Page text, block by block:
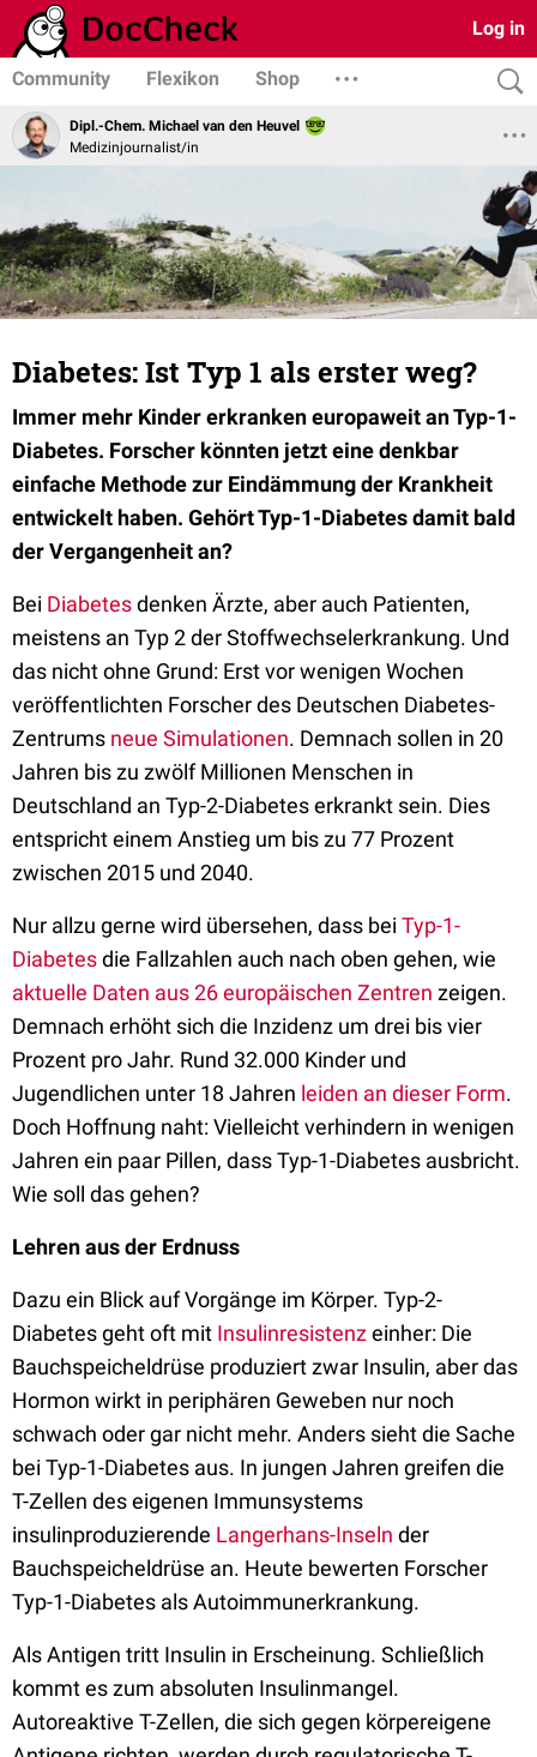
Log in
Community Flexikon Shop
Dipl.-Chem. Michael van den Heuvel
Medizinjournalist/in
Diabetes: Ist Typ 1 als erster weg?
Immer mehr Kinder erkranken europaweit an Typ-1-
Diabetes. Forscher könnten jetzt eine denkbar
einfache Methode zur Eindämmung der Krankheit
entwickelt haben. Gehört Typ-1-Diabetes damit bald
der Vergangenheit an?
Bei Diabetesdenken Ärzte, aber auch Patienten,
meistens an Typ 2 der Stoffwechselerkrankung. Und
das nicht ohne Grund: Erst vor wenigen Wochen
veröffentlichten Forscher des Deutschen Diabetes-
Zentrums neue Simulationen. Demnach sollen in 20
Jahren bis zu zwölf Millionen Menschen in
Deutschland an Typ-2-Diabetes erkrankt sein. Dies
entspricht einem Anstieg um bis zu 77 Prozent
zwischen 2015 und 2040.
Nur allzu gerne wird übersehen, dass bei Typ-1-
Diabetesdie Fallzahlen auch nach oben gehen, wie
aktuelle Daten aus 26 europäischen Zentren zeigen.
Demnach erhöht sich die Inzidenz um drei bis vier
Prozent pro Jahr. Rund 32.000 Kinder und
Jugendlichen unter 18 Jahren leiden an dieser Form.
Doch Hoffnung naht: Vielleicht verhindern in wenigen
Jahren ein paar Pillen, dass Typ-1-Diabetes ausbricht.
Wie soll das gehen?
Lehren aus der Erdnuss
Dazu ein Blick auf Vorgänge im Körper. Typ-2-
Diabetes geht oft mit Insulinresistenzeinher: Die
Bauchspeicheldrüse produziert zwar Insulin, aber das
Hormon wirkt in periphären Geweben nur noch
schwach oder gar nicht mehr. Anders sieht die Sache
bei Typ-1-Diabetes aus. In jungen Jahren greifen die
T-Zellen des eigenen Immunsystems
insulinproduzierende Langerhans-Inseln der
Bauchspeicheldrüse an. Heute bewerten Forscher
Typ-1-Diabetes als Autoimmunerkrankung.
Als Antigen tritt Insulin in Erscheinung. Schließlich
kommt es zum absoluten Insulinmangel.
Autoreaktive T-Zellen, die sich gegen körpereigene